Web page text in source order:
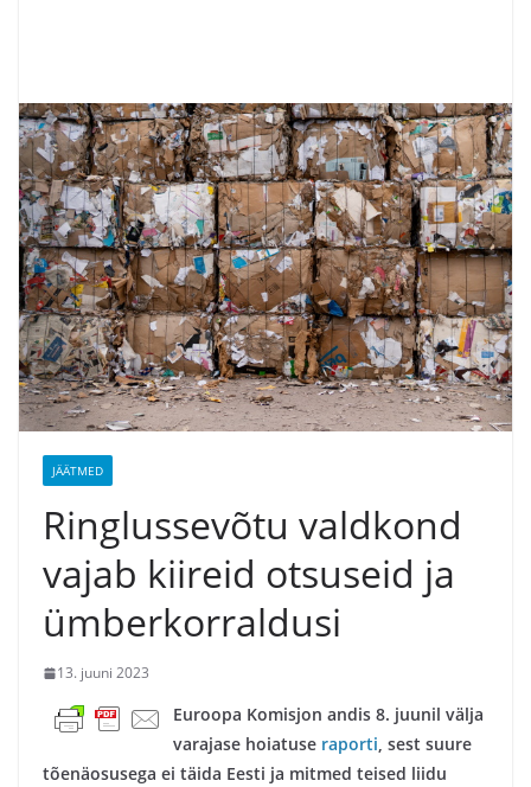
JÄÄTMED
Ringlussevõtu valdkond
vajab kiireid otsuseid ja
ümberkorraldusi
13. juuni 2023
Euroopa Komisjon andis 8. juunil välja
varajase hoiatuse raporti, sest suure
tõenäosusega ei täida Eesti ja mitmed teised liidu